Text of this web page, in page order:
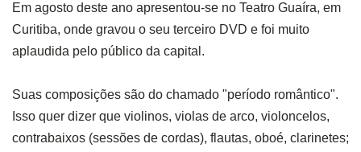
Em agosto deste ano apresentou-se no Teatro Guaíra, em
Curitiba, onde gravou o seu terceiro DVD e foi muito
aplaudida pelo público da capital.
Suas composições são do chamado "período romântico".
Isso quer dizer que violinos, violas de arco, violoncelos,
contrabaixos (sessões de cordas), flautas, oboé, clarinetes;